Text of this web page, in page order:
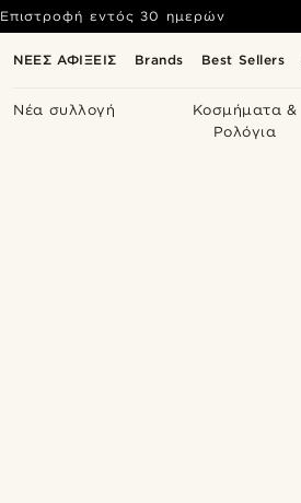
ΝΕΕΣ ΑΦΙΞΕΙΣ Brands Best Sellers
Νέα συλλογή
Κοσμήματα &
Ρολόγια
Επιστροφή εντός 30 ημερών